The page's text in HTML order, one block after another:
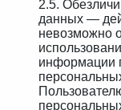
2.5.
данных —
невозможно
информации